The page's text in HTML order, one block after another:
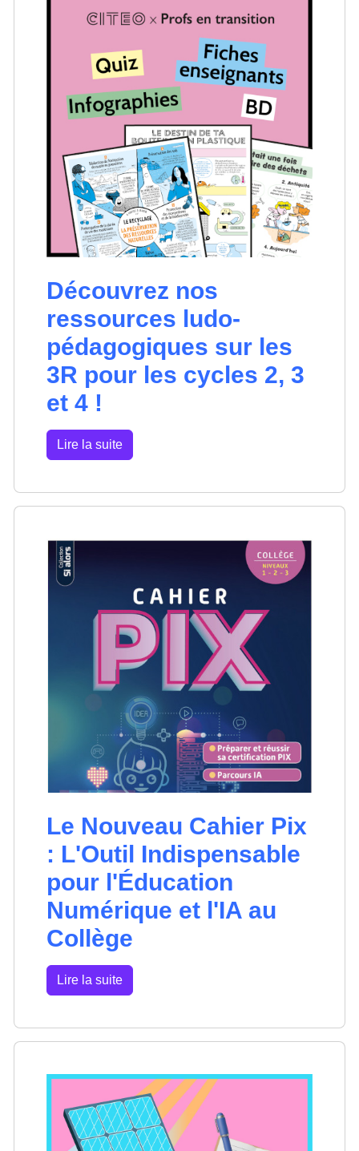
Découvrez nos
ressources ludo-
pédagogiques sur les
3R pour les cycles 2, 3
et 4 !
Lire la suite
Le Nouveau Cahier Pix
: L'Outil Indispensable
pour l'Éducation
Numérique et l'IA au
Collège
Lire la suite